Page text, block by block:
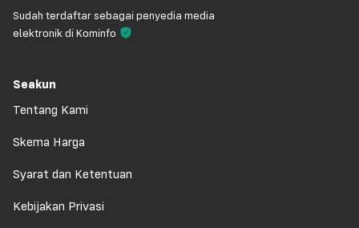
Sudah terdaftar sebagai penyedia media
elektronik di Kominfo
Seakun
Tentang Kami
Skema Harga
Syarat dan Ketentuan
Kebijakan Privasi